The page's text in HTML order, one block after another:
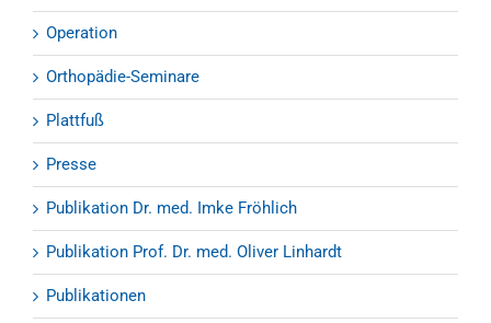
Operation
Orthopädie-Seminare
Plattfuß
Presse
Publikation Dr. med. Imke Fröhlich
Publikation Prof. Dr. med. Oliver Linhardt
Publikationen